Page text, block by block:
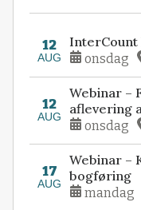
12
AUG
InterCount
onsdag
12
AUG
Webinar –
aflevering
onsdag
17
AUG
Webinar –
bogføring
mandag